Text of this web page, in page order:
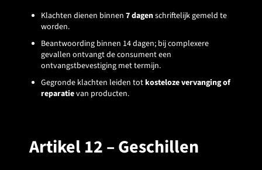
Klachten dienen binnen 7 dagenschriftelijk gemeld te
worden.
Beantwoording binnen 14 dagen; bij complexere
gevallen ontvangt de consument een
ontvangstbevestiging met termijn.
Gegronde klachten leiden totkosteloze vervanging of
reparatievan producten.
Artikel 12 – Geschillen